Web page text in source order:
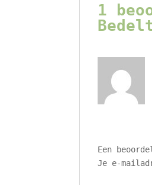
1
Een
Je e-